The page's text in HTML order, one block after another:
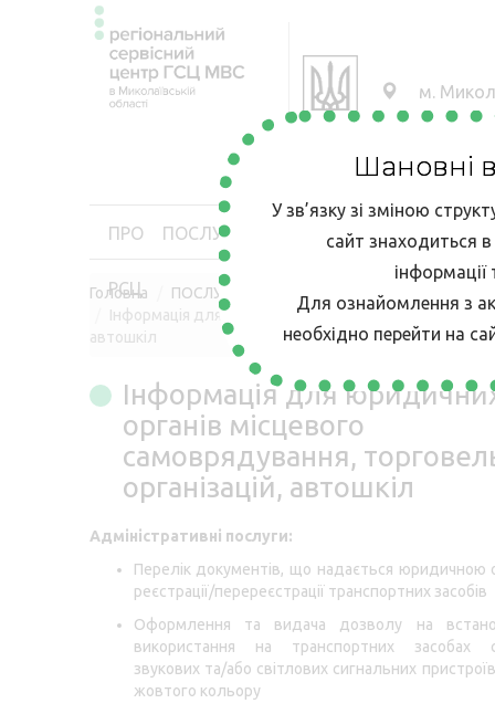
м.
ПРО
РСЦ
ПОСЛУГИ КАБІНЕТ Е-ЗАПИС
Головна
ПОСЛУГИ
Інформація для юридичних осіб, органів місцевого
автошкіл
Інформація для
органів місцевого
самоврядування,
організацій, автошкіл
Адміністративні послуги:
Перелік документів, що надається
реєстрації/перереєстрації транспортних засобів
Оформлення та видача дозволу на
використання на транспортних засобах
звукових та/або світлових сигнальних
жовтого кольору
Шановні
У зв’язку зі зміною
сайт знаходиться
інформації
Для ознайомлення з
необхідно перейти на